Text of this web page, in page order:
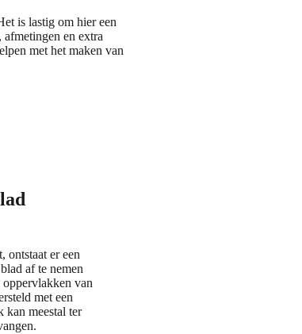
is lastig om hier een
en extra
met het maken van
ontstaat er een
af te nemen
van
met een
kan meestal ter